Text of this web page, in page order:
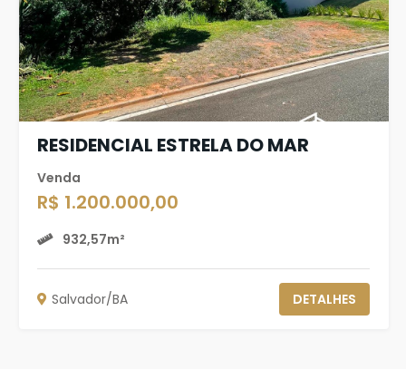
RESIDENCIAL ESTRELA DO MAR
Venda
R$ 1.200.000,00
932,57m²
Salvador/BA DETALHES